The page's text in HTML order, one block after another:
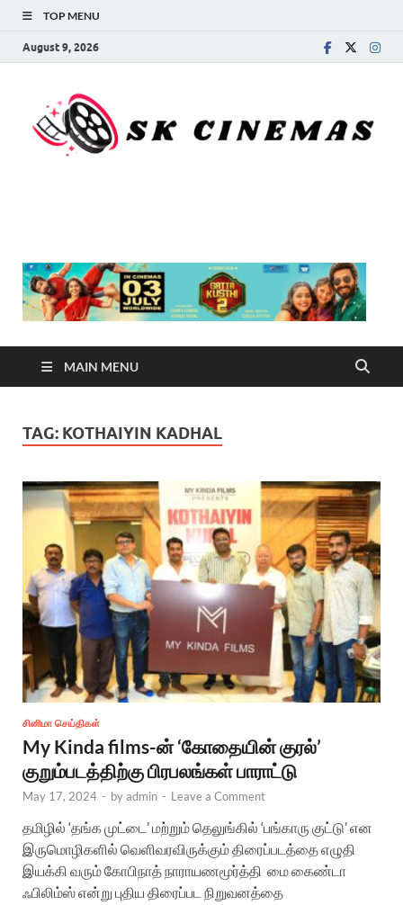
TOP MENU
August 9, 2026
MAIN MENU
TAG: KOTHAIYIN KADHAL
சினிமா செய்திகள்
My Kinda films-ன் ‘கோதையின் குரல்’
குறும்படத்திற்கு பிரபலங்கள் பாராட்டு
May 17, 2024 - byadmin - Leave a Comment
தமிழில் ‘தங்க முட்டை’ மற்றும் தெலுங்கில் ‘பங்காரு குட்டு’ என
இருமொழிகளில் வெளிவரவிருக்கும் திரைப்படத்தை எழுதி
இயக்கி வரும் கோபிநாத் நாராயணமூர்த்தி மை கைண்டா
ஃபிலிம்ஸ் என்று புதிய திரைப்பட நிறுவனத்தை